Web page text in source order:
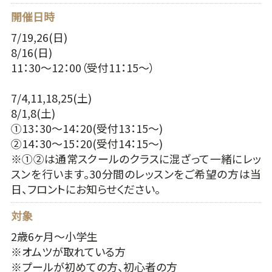
開催日時
7/19,26(日)
8/16(日)
11：30～12：00（受付11：15～）
7/4,11,18,25(土)
8/1,8(土)
①13：30～14：20(受付13：15～)
②14：30～15：20(受付14：15～)
※①②は通常スクールのクラスに混ざって一緒にレッ
スンを行います。30分間のレッスンをご希望の方は当
日、フロントにお知らせください。
対象
2歳6ヶ月～小学生
※オムツが取れている方
※プールが初めての方、初心者の方